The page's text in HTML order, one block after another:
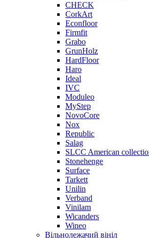
CHECK
CorkArt
Econfloor
Firmfit
Grabo
GrunHolz
HardFloor
Haro
Ideal
IVC
Moduleo
MyStep
NovoCore
Nox
Republic
Salag
SLCC American
Stonehenge
Surface
Tarkett
Unilin
Verband
Vinilam
Wicanders
Wineo
Вільнолежачий вініл